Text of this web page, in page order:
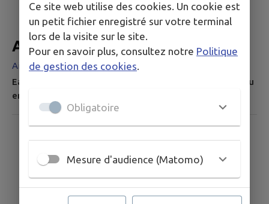
Aire Camping-cars
Aire Camping-cars
Eau, vidange eaux usées, pas pour cassettes. Aire un peu
en pente, eau gratuite 4 places Mairie 05 62 06 81 45
Ce site web utilise des cookies. Un cookie est
un petit fichier enregistré sur votre terminal
lors de la visite sur le site.
Pour en savoir plus, consultez notre Politique
de gestion des cookies.
Obligatoire
Mesure d'audience (Matomo)